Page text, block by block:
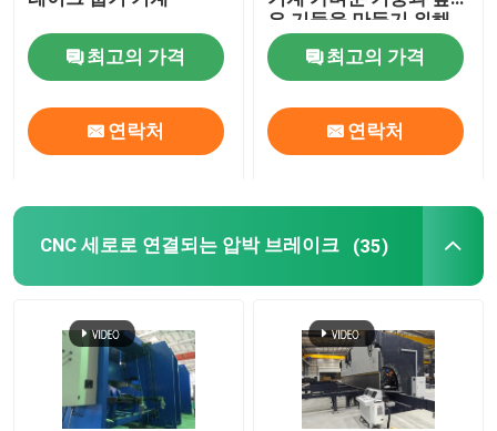
절단기 CNC 플라즈마
막대기 교정기
선을 째는 강철 코일
뜨거운 복각 직류 전기를 통하기 장비
최고의 가격
연락처
은 기둥을 만들기 위해
최고의 가격
연락처
CNC 세로로 연결되는 압박 브레이크 (35)